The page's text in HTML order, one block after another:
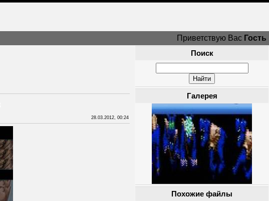
Приветствую Вас Гость
28.03.2012, 00:24
Поиск
Галерея
Похожие файлы